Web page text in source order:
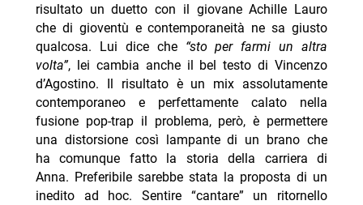
risultato un duetto con il giovane Achille Lauro
che di gioventù e contemporaneità ne sa giusto
qualcosa. Lui dice che “sto per farmi un altra
volta”, lei cambia anche il bel testo di Vincenzo
d’Agostino. Il risultato è un mix assolutamente
contemporaneo e perfettamente calato nella
fusione pop-trap il problema, però, è permettere
una distorsione così lampante di un brano che
ha comunque fatto la storia della carriera di
Anna. Preferibile sarebbe stata la proposta di un
inedito ad hoc. Sentire “cantare” un ritornello